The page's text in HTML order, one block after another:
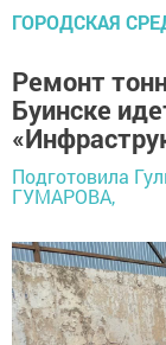
ГОРОДСКАЯ
Ремонт
Буинске
Подготовила
ГУМАРОВА,